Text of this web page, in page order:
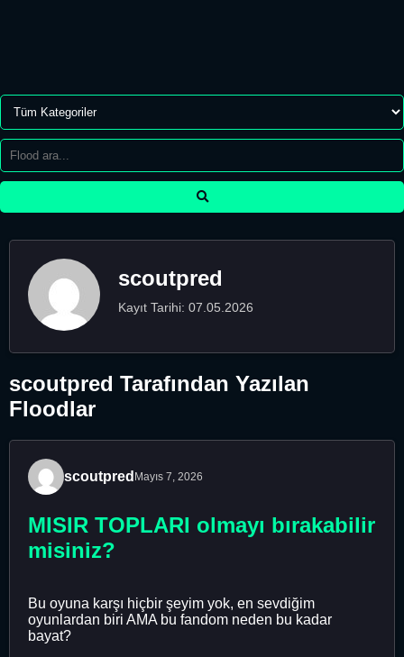
scoutpred
Kayıt Tarihi: 07.05.2026
scoutpred Tarafından Yazılan
Floodlar
scoutpred Mayıs 7, 2026
MISIR TOPLARI olmayı bırakabilir
misiniz?
Bu oyuna karşı hiçbir şeyim yok, en sevdiğim
oyunlardan biri AMA bu fandom neden bu kadar
bayat?